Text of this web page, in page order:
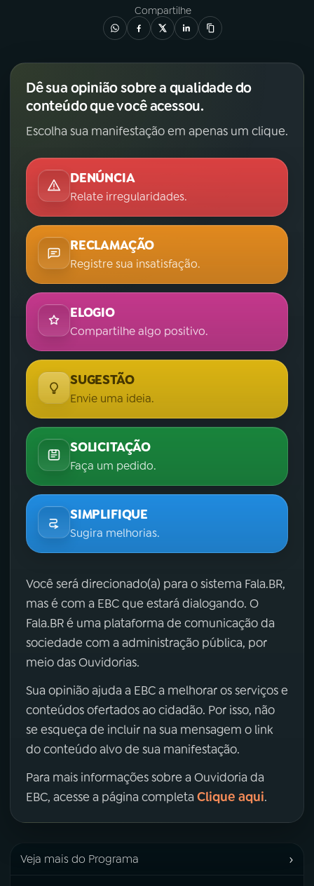
Compartilhe
Dê sua opinião sobre a qualidade do
conteúdo que você acessou.
Escolha sua manifestação em apenas um clique.
DENÚNCIA
Relate irregularidades.
RECLAMAÇÃO
Registre sua insatisfação.
ELOGIO
Compartilhe algo positivo.
SUGESTÃO
Envie uma ideia.
SOLICITAÇÃO
Faça um pedido.
SIMPLIFIQUE
Sugira melhorias.
Você será direcionado(a) para o sistema Fala.BR,
mas é com a EBC que estará dialogando. O
Fala.BR é uma plataforma de comunicação da
sociedade com a administração pública, por
meio das Ouvidorias.
Sua opinião ajuda a EBC a melhorar os serviços e
conteúdos ofertados ao cidadão. Por isso, não
se esqueça de incluir na sua mensagem o link
do conteúdo alvo de sua manifestação.
Para mais informações sobre a Ouvidoria da
EBC, acesse a página completa Clique aqui.
Veja mais do Programa ›